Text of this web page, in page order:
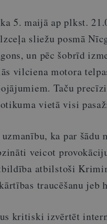
5. maijā ap plkst.
sliežu posmā
un pēc šobrīd
vilciena motora
Taču
vietā visi
ka par
veicot
atbilstoši
traucēšanu jeb
kritiski izvērtēt